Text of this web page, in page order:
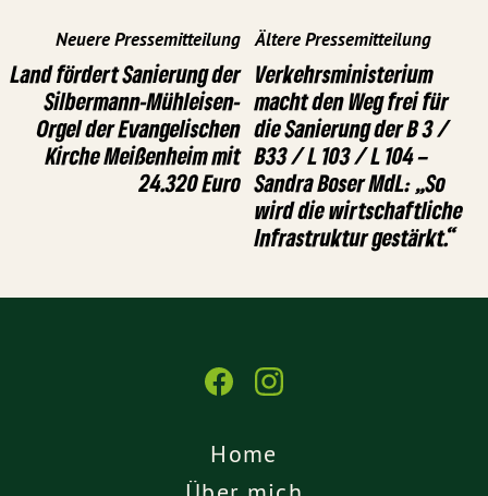
Neuere Pressemitteilung
Land fördert Sanierung der
Silbermann-Mühleisen-
Orgel der Evangelischen
Kirche Meißenheim mit
24.320 Euro
Ältere Pressemitteilung
Verkehrsministerium
macht den Weg frei für
die Sanierung der B 3 /
B33 / L 103 / L 104 –
Sandra Boser MdL: „So
wird die wirtschaftliche
Infrastruktur gestärkt.“
Home